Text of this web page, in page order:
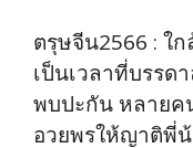
ตรุษจีน2566 : ใ
เป็นเวลาที่บรรด
พบปะกัน หลายค
อวยพรให้ญาติพี่